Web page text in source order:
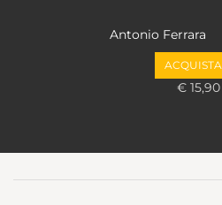
Antonio Ferrara
ACQUISTA
€ 15,90